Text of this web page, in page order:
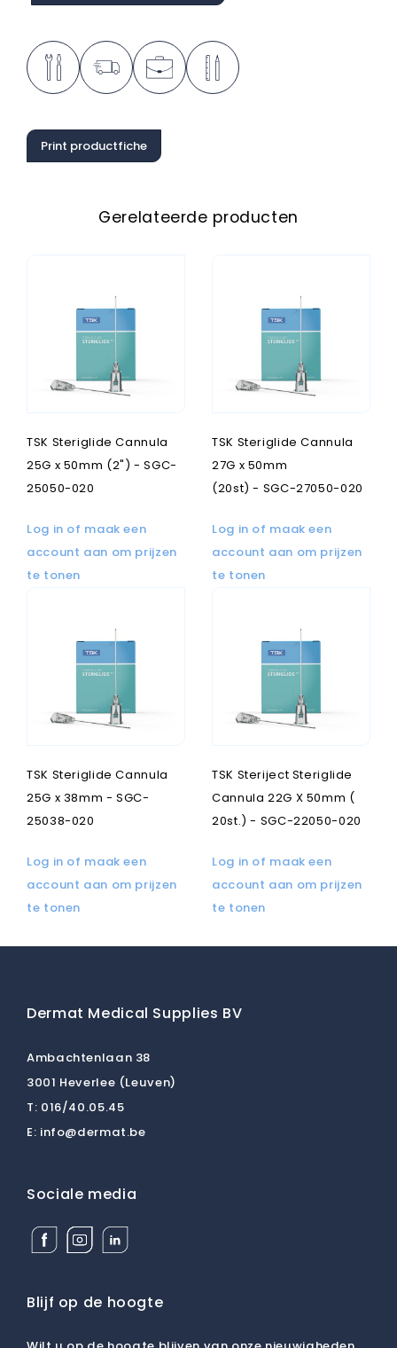
Print productfiche
Gerelateerde producten
TSK Steriglide Cannula
25G x 50mm (2") - SGC-
25050-020
Log in of maak een
account aan om prijzen
te tonen
TSK Steriglide Cannula
27G x 50mm
(20st) - SGC-27050-020
Log in of maak een
account aan om prijzen
te tonen
TSK Steriglide Cannula
25G x 38mm - SGC-
25038-020
Log in of maak een
account aan om prijzen
te tonen
TSK Steriject Steriglide
Cannula 22G X 50mm (
20st.) - SGC-22050-020
Log in of maak een
account aan om prijzen
te tonen
Dermat Medical Supplies BV
Ambachtenlaan 38
3001 Heverlee (Leuven)
T: 016/40.05.45
E: info@dermat.be
Sociale media
Facebook
Dermat
BV
Instagram
Dermat
BV
Linkedin
Dermat
BV
Blijf op de hoogte